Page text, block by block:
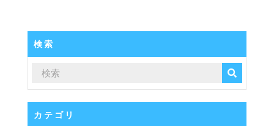
検索
カテゴリ